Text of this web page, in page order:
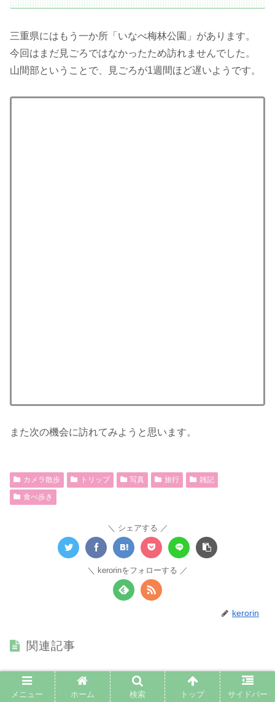
三重県にはもう一か所「いなべ梅林公園」があります。
今回はまだ見ごろではなかったため訪れませんでした。
山間部ということで、見ごろが1週間ほど遅いようです。
また次の機会に訪れてみようと思います。
カメラ散歩 トリップ 写真 旅行
雑記
食べ歩き
シェアする
kerorinをフォローする
kerorin
関連記事
京都で本格的モロッコ料理をいただく
お友達がクスクスが食べたい！ということで四条のモロッコ料理店
メニュー ホーム 検索 トップ サイドバー